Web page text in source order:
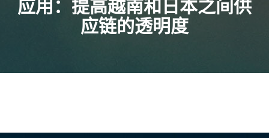
应用：提高越南和日本之间供
应链的透明度